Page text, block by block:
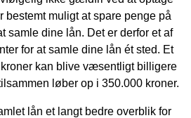
bestemt muligt at spare penge på
samle dine lån. Det er derfor et af
for at samle dine lån ét sted. Et
kan blive væsentligt billigere
løber op i 350.000 kroner.
lån et langt bedre overblik for